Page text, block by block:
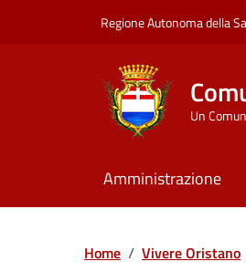
Regione Autonoma della
Un
Amministrazione
Home / Vivere Oristano